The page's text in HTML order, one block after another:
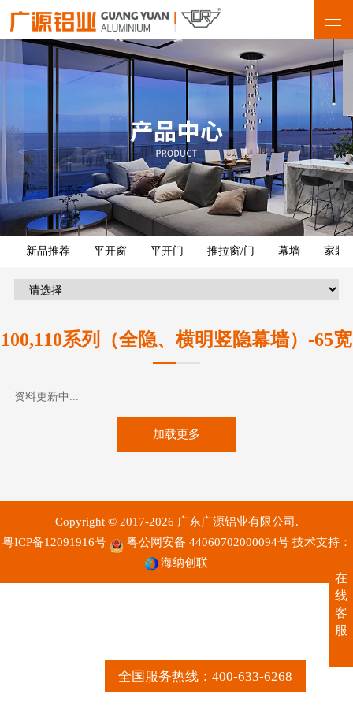
全国服务热线：400-633-6268
新品推荐 平开窗 平开门 推拉窗/门 幕墙 家装
100,110系列（全隐、横明竖隐幕墙）-65宽
资料更新中...
加载更多
Copyright © 2017-2026 广东广源铝业有限公司.
粤ICP备12091916号
粤公网安备 44060702000094号 技术支持：
海纳创联
在
线
客
服